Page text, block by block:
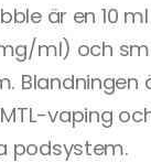
är en 10
ml) och
Blandningen
vaping
podsystem.